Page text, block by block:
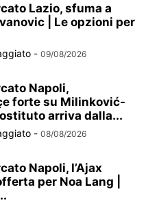
Lazio, sfuma a
| Le opzioni per
- 09/08/2026
Napoli,
forte su Milinković-
arriva dalla...
- 08/08/2026
Napoli, l’Ajax
per Noa Lang |